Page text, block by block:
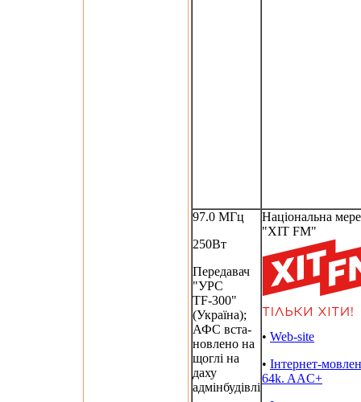
97.0 МГц
250Вт
Передавач
"УРС
TF-300"
(Україна);
АФС вста-
новлено на
щоглі на
даху
адмінбудівлі
Національна
"ХIT FM"
• Web-site
• Інтернет-
64k. AAC+